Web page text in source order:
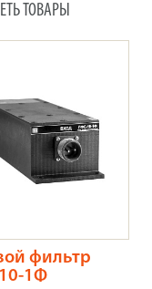
ТОВАРЫ
фильтр
1Ф